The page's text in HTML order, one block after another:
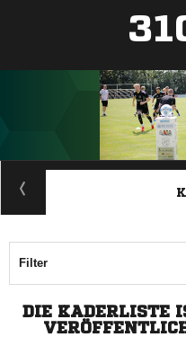
Filter
DIE KADERLISTE